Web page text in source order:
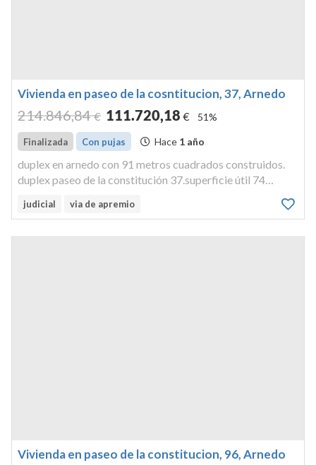
Vivienda en paseo de la cosntitucion, 37, Arnedo
214.846,84 € 111.720,18 € 51%
Finalizada Con pujas Hace 1 año
duplex en arnedo con 91 metros cuadrados construidos.
duplex paseo de la constitución 37.superficie útil 74
metros y un decimetro cuadrado y construida 91 metros
cuadrado. arnedo. en arnedo.
judicial via de apremio
Vivienda en paseo de la constitucion, 96, Arnedo